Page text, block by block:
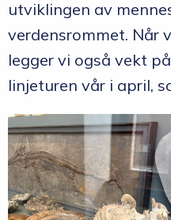
utviklingen av
verdensrommet. Når
legger vi også vekt
linjeturen vår i april,